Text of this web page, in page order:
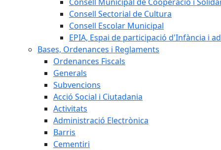
Consell Sectorial de Cultura
Consell Escolar Municipal
EPIA, Espai de participació d'Infància i
Bases, Ordenances i Reglaments
Ordenances Fiscals
Generals
Subvencions
Acció Social i Ciutadania
Activitats
Administració Electrònica
Barris
Cementiri